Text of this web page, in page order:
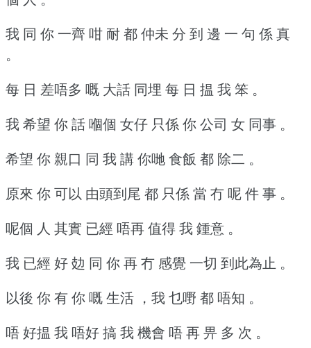
我 同 你 一齊 咁 耐 都 仲未 分 到 邊 一 句 係 真
。
每 日 差唔多 嘅 大話 同埋 每 日 揾 我 笨 。
我 希望 你 話 嗰個 女仔 只係 你 公司 女 同事 。
希望 你 親口 同 我 講 你哋 食飯 都 除二 。
原來 你 可以 由頭到尾 都 只係 當 冇 呢 件 事 。
呢個 人 其實 已經 唔再 值得 我 鍾意 。
我 已經 好 攰 同 你 再 冇 感覺 一切 到此為止 。
以後 你 有 你 嘅 生活 ，我 乜嘢 都 唔知 。
唔 好揾 我 唔好 搞 我 機會 唔 再 畀 多 次 。